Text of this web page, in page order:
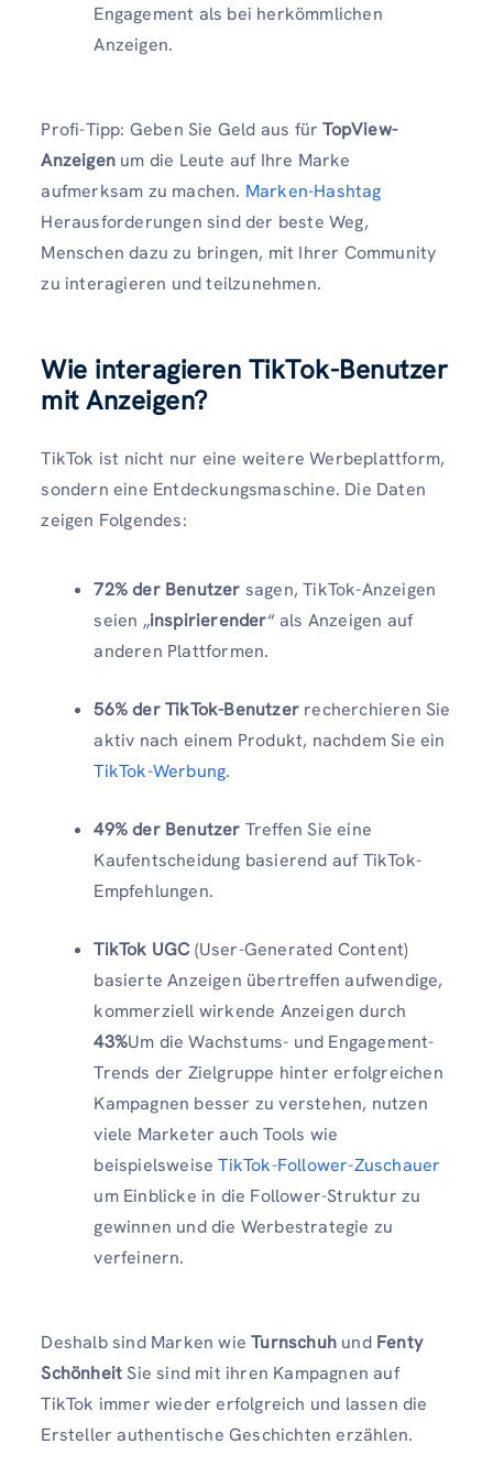
Engagement als bei herkömmlichen
Anzeigen.
Profi-Tipp: Geben Sie Geld aus fürTopView-
Anzeigen um die Leute auf Ihre Marke
aufmerksam zu machen. Marken-Hashtag
Herausforderungen sind der beste Weg,
Menschen dazu zu bringen, mit Ihrer Community
zu interagieren und teilzunehmen.
Wie interagieren TikTok-Benutzer
mit Anzeigen?
TikTok ist nicht nur eine weitere Werbeplattform,
sondern eine Entdeckungsmaschine. Die Daten
zeigen Folgendes:
72% der Benutzer sagen, TikTok-Anzeigen
seien „inspirierender“ als Anzeigen auf
anderen Plattformen.
56% der TikTok-Benutzer recherchieren Sie
aktiv nach einem Produkt, nachdem Sie ein
TikTok-Werbung.
49% der Benutzer Treffen Sie eine
Kaufentscheidung basierend auf TikTok-
Empfehlungen.
TikTok UGC(User-Generated Content)
basierte Anzeigen übertreffen aufwendige,
kommerziell wirkende Anzeigen durch
43%Um die Wachstums- und Engagement-
Trends der Zielgruppe hinter erfolgreichen
Kampagnen besser zu verstehen, nutzen
viele Marketer auch Tools wie
beispielsweiseTikTok-Follower-Zuschauer
um Einblicke in die Follower-Struktur zu
gewinnen und die Werbestrategie zu
verfeinern.
Deshalb sind Marken wieTurnschuh und Fenty
SchönheitSie sind mit ihren Kampagnen auf
TikTok immer wieder erfolgreich und lassen die
Ersteller authentische Geschichten erzählen.